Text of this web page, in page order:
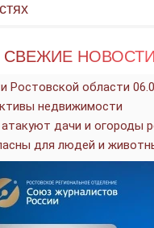
СВЕЖИЕ НОВОСТИ
Ростовской области
недвижимости
дачи и огороды
для людей и